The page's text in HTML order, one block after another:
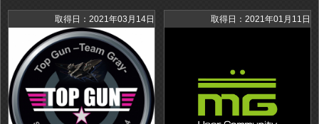
取得日：2021年03月14日 取得日：2021年01月11日